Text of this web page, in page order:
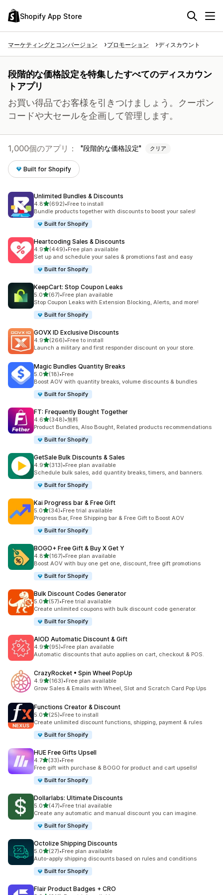
Shopify App Store
マーケティングとコンバージョン プロモーション ディスカウント
段階的な価格設定を特集したすべてのディスカウン
トアプリ
お買い得品でお客様を引きつけましょう。クーポン
コードや大セールを企画して管理します。
1,000個のアプリ： 段階的な価格設定 クリア
Built for Shopify
Unlimited Bundles & Discounts
4.85つ星中
(692)
合計レビュー数：692件
•Free to install
Bundle products together with discounts to boost your sales!
Built for Shopify
Heartcoding Sales & Discounts
4.95つ星中
(449)
合計レビュー数：449件
•Free plan available
Set up and schedule your sales & promotions fast and easy
Built for Shopify
KeepCart: Stop Coupon Leaks
5.05つ星中
(67)
合計レビュー数：67件
•Free plan available
Stop Coupon Leaks with Extension Blocking, Alerts, and more!
Built for Shopify
GOVX ID Exclusive Discounts
4.95つ星中
(266)
合計レビュー数：266件
•Free to install
Launch a military and first responder discount on your store.
Magic Bundles Quantity Breaks
5.05つ星中
(18)
合計レビュー数：18件
•Free
Boost AOV with quantity breaks, volume discounts & bundles
Built for Shopify
FT: Frequently Bought Together
4.65つ星中
(348)
合計レビュー数：348件
•無料
Product Bundles, Also Bought, Related products recommendations
Built for Shopify
GetSale Bulk Discounts & Sales
4.95つ星中
(313)
合計レビュー数：313件
•Free plan available
Schedule bulk sales, add quantity breaks, timers, and banners.
Built for Shopify
Kai Progress bar & Free Gift
5.05つ星中
(34)
合計レビュー数：34件
•Free trial available
Progress Bar, Free Shipping bar & Free Gift to Boost AOV
Built for Shopify
BOGO+ Free Gift & Buy X Get Y
4.85つ星中
(167)
合計レビュー数：167件
•Free plan available
Boost AOV with buy one get one, discount, free gift promotions
Built for Shopify
Bulk Discount Codes Generator
5.05つ星中
(57)
合計レビュー数：57件
•Free trial available
Create unlimited coupons with bulk discount code generator.
Built for Shopify
AIOD Automatic Discount & Gift
4.95つ星中
(95)
合計レビュー数：95件
•Free plan available
Automatic discounts that auto applies on cart, checkout & POS.
CrazyRocket • Spin Wheel PopUp
4.95つ星中
(163)
合計レビュー数：163件
•Free plan available
Grow Sales & Emails with Wheel, Slot and Scratch Card Pop Ups
Functions Creator & Discount
5.05つ星中
(25)
合計レビュー数：25件
•Free to install
Create unlimited discount functions, shipping, payment & rules
Built for Shopify
HUE Free Gifts Upsell
4.75つ星中
(33)
合計レビュー数：33件
•Free
Free gift with purchase & BOGO for product and cart upsells!
Built for Shopify
Dollarlabs: Ultimate Discounts
5.05つ星中
(47)
合計レビュー数：47件
•Free trial available
Create any automatic and manual discount you can imagine.
Built for Shopify
Octolize Shipping Discounts
5.05つ星中
(27)
合計レビュー数：27件
•Free plan available
Auto-apply shipping discounts based on rules and conditions
Built for Shopify
Flair Product Badges + CRO